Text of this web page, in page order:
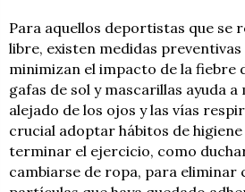
Para aquellos deportistas que se
libre, existen medidas preventivas
minimizan el impacto de la fiebre
gafas de sol y mascarillas ayuda
alejado de los ojos y las vías
crucial adoptar hábitos de
terminar el ejercicio, como
cambiarse de ropa, para eliminar